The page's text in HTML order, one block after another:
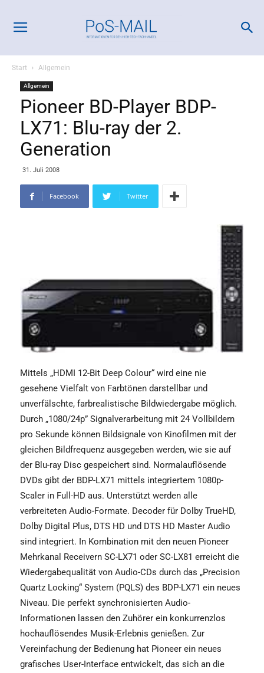
Start Allgemein
Allgemein
Pioneer BD-Player BDP-
LX71: Blu-ray der 2.
Generation
31. Juli 2008
Facebook Twitter
Mittels „HDMI 12-Bit Deep Colour“ wird eine nie
gesehene Vielfalt von Farbtönen darstellbar und
unverfälschte, farbrealistische Bildwiedergabe möglich.
Durch „1080/24p” Signalverarbeitung mit 24 Vollbildern
pro Sekunde können Bildsignale von Kinofilmen mit der
gleichen Bildfrequenz ausgegeben werden, wie sie auf
der Blu-ray Disc gespeichert sind. Normalauflösende
DVDs gibt der BDP-LX71 mittels integriertem 1080p-
Scaler in Full-HD aus. Unterstützt werden alle
verbreiteten Audio-Formate. Decoder für Dolby TrueHD,
Dolby Digital Plus, DTS HD und DTS HD Master Audio
sind integriert. In Kombination mit den neuen Pioneer
Mehrkanal Receivern SC-LX71 oder SC-LX81 erreicht die
Wiedergabequalität von Audio-CDs durch das „Precision
Quartz Locking“ System (PQLS) des BDP-LX71 ein neues
Niveau. Die perfekt synchronisierten Audio-
Informationen lassen den Zuhörer ein konkurrenzlos
hochauflösendes Musik-Erlebnis genießen. Zur
Vereinfachung der Bedienung hat Pioneer ein neues
grafisches User-Interface entwickelt, das sich an die